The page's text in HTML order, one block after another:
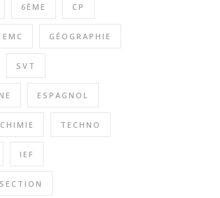
6ÈME CP
EMC GÉOGRAPHIE
SVT
ESPAGNOL
CHIMIE TECHNO
IEF